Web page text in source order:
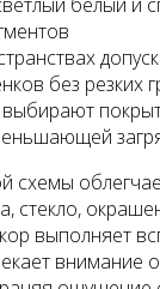
без резких
схемы
стекло,
выполняет
внимание